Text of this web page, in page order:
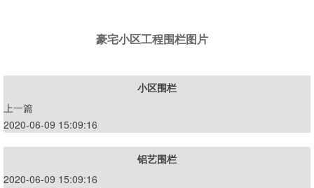
豪宅小区工程围栏图片
小区围栏
上一篇
2020-06-09 15:09:16
铝艺围栏
2020-06-09 15:09:16